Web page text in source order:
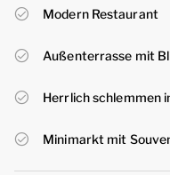
Modern Restaurant
Außenterrasse mit
Herrlich schlemmen
Minimarkt mit